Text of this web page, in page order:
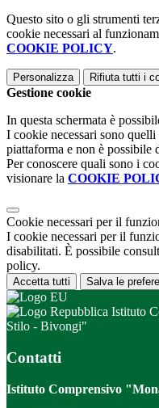
Questo sito o gli strumenti
cookie necessari al
COOKIE POLICY.
Personalizza Rifiuta tutti i
Gestione cookie
In questa schermata è
I cookie necessari sono
piattaforma e non è possibile
Per conoscere quali sono i
visionare la COOKIE
Cookie necessari per il
I cookie necessari per il
disabilitati. È possibile
policy.
Accetta tutti Salva le
Istituto
Stilo - Bivongi"
Contatti
Istituto Comprensivo